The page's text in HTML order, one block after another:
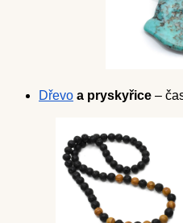
Dřevo a pryskyřice –